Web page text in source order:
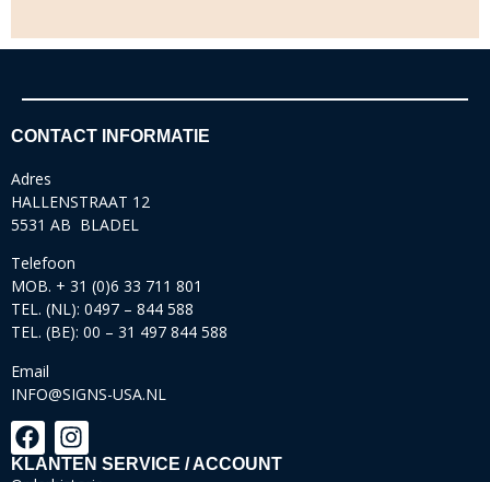
CONTACT INFORMATIE
Adres
HALLENSTRAAT 12
5531 AB BLADEL
Telefoon
MOB. + 31 (0)6 33 711 801
TEL. (NL): 0497 – 844 588
TEL. (BE): 00 – 31 497 844 588
Email
INFO@SIGNS-USA.NL
KLANTEN SERVICE / ACCOUNT